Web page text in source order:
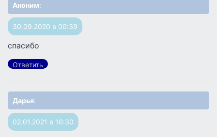
Аноним:
30.09.2020 в 00:39
спасибо
Ответить
Дарья:
02.01.2021 в 10:30